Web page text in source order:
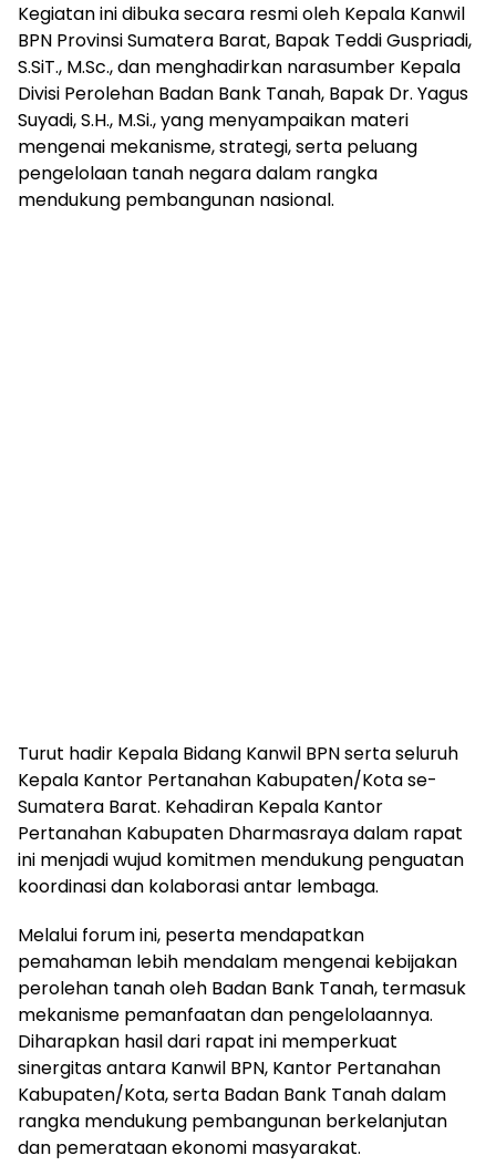
Kegiatan ini dibuka secara resmi oleh Kepala Kanwil
BPN Provinsi Sumatera Barat, Bapak Teddi Guspriadi,
S.SiT., M.Sc., dan menghadirkan narasumber Kepala
Divisi Perolehan Badan Bank Tanah, Bapak Dr. Yagus
Suyadi, S.H., M.Si., yang menyampaikan materi
mengenai mekanisme, strategi, serta peluang
pengelolaan tanah negara dalam rangka
mendukung pembangunan nasional.
Turut hadir Kepala Bidang Kanwil BPN serta seluruh
Kepala Kantor Pertanahan Kabupaten/Kota se-
Sumatera Barat. Kehadiran Kepala Kantor
Pertanahan Kabupaten Dharmasraya dalam rapat
ini menjadi wujud komitmen mendukung penguatan
koordinasi dan kolaborasi antar lembaga.
Melalui forum ini, peserta mendapatkan
pemahaman lebih mendalam mengenai kebijakan
perolehan tanah oleh Badan Bank Tanah, termasuk
mekanisme pemanfaatan dan pengelolaannya.
Diharapkan hasil dari rapat ini memperkuat
sinergitas antara Kanwil BPN, Kantor Pertanahan
Kabupaten/Kota, serta Badan Bank Tanah dalam
rangka mendukung pembangunan berkelanjutan
dan pemerataan ekonomi masyarakat.